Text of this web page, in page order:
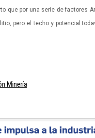
que por una serie de factores
pero el techo y potencial
Minería